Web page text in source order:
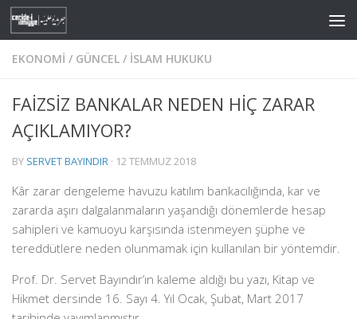
Skip to content
EKONOMI / GÜNCEL / İSLAM HUKUKU
FAİZSİZ BANKALAR NEDEN HİÇ ZARAR
AÇIKLAMIYOR?
BY SERVET BAYINDIR · 12 TEMMUZ 2018
Kâr zarar dengeleme havuzu katılım bankacılığında, kar ve
zararda aşırı dalgalanmaların yaşandığı dönemlerde hesap
sahipleri ve kamuoyu karşısında istenmeyen şüphe ve
tereddütlere neden olunmamak için kullanılan bir yöntemdir.
Prof. Dr. Servet Bayındır’ın kaleme aldığı bu yazı, Kitap ve
Hikmet dersinde 16. Sayı 4. Yıl Ocak, Şubat, Mart 2017